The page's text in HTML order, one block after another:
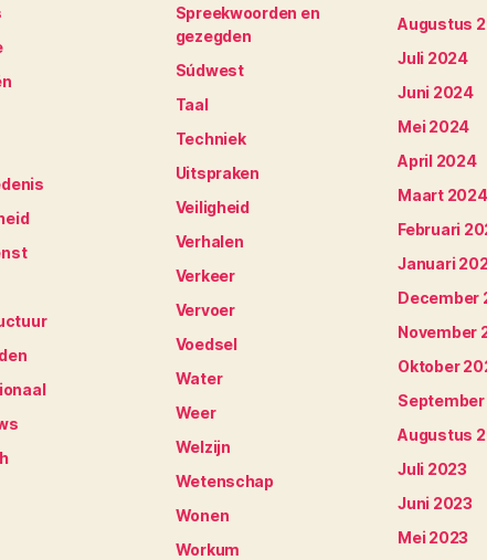
Spreekwoorden en
gezegden
Súdwest
Taal
Techniek
Uitspraken
Veiligheid
Verhalen
Verkeer
Vervoer
Voedsel
Water
Weer
Welzijn
Wetenschap
Wonen
Workum
Augustus
Juli 2024
Juni 2024
Mei 2024
April 2024
Maart 2024
Februari
Januari
December
November
Oktober
Augustus
Juli 2023
Juni 2023
Mei 2023